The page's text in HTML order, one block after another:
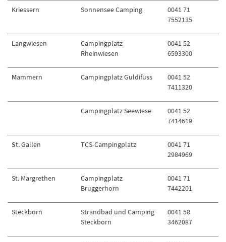
Kriessern Sonnensee Camping
0041 71
7552135
Langwiesen
Campingplatz
Rheinwiesen
0041 52
6593300
Mammern Campingplatz Guldifuss
0041 52
7411320
Campingplatz Seewiese
0041 52
7414619
St. Gallen TCS-Campingplatz
0041 71
2984969
St. Margrethen
Campingplatz
Bruggerhorn
0041 71
7442201
Steckborn
Strandbad und Camping
Steckborn
0041 58
3462087